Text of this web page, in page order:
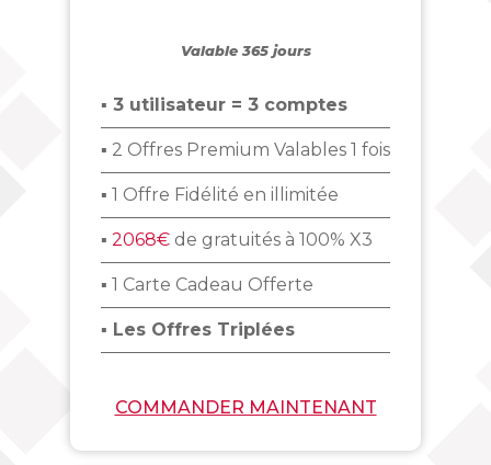
Valable 365 jours
▪ 3 utilisateur = 3 comptes
▪ 2 Offres Premium Valables 1 fois
▪ 1 Offre Fidélité en illimitée
▪ 2068€ de gratuités à 100% X3
▪ 1 Carte Cadeau Offerte
▪ Les Offres Triplées
COMMANDER MAINTENANT